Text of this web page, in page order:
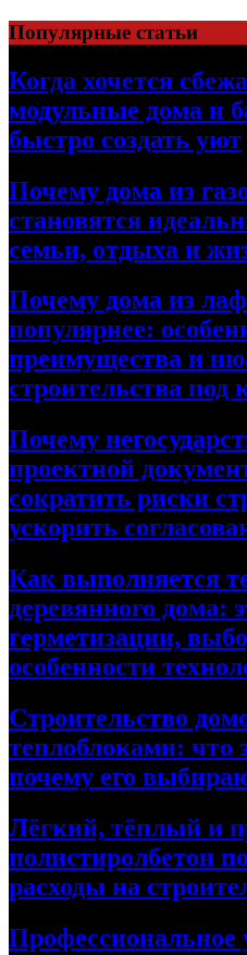
Перейти
к
содержимому
Популярные статьи
Когда хочется
модульные дома и
быстро создать уют
Почему дома из
становятся
семьи, отдыха и
Почему дома из
популярнее:
преимущества и
строительства под
Почему
проектной
сократить риски
ускорить
Как выполняется
деревянного дома:
герметизации,
особенности
Строительство
теплоблоками: что
почему его
Лёгкий, тёплый и
полистиролбетон
расходы на
Профессиональное